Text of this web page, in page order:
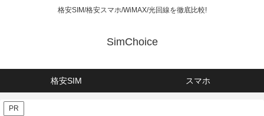
格安SIM/格安スマホ/WiMAX/光回線を徹底比較!
SimChoice
格安SIM スマホ
PR